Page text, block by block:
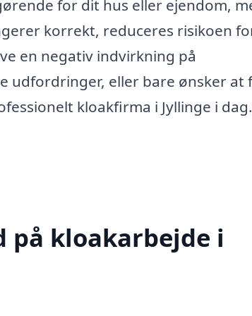
for dit hus eller ejendom,
korrekt, reduceres risikoen
en negativ indvirkning på
udfordringer, eller bare ønsker at
kloakfirma i Jyllinge i dag.
kloakarbejde i